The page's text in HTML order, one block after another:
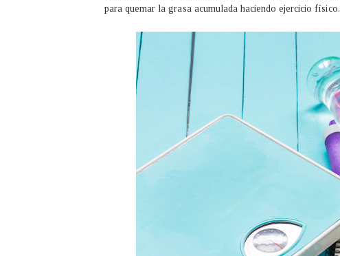
para quemar la grasa acumulada haciendo ejercicio físico.